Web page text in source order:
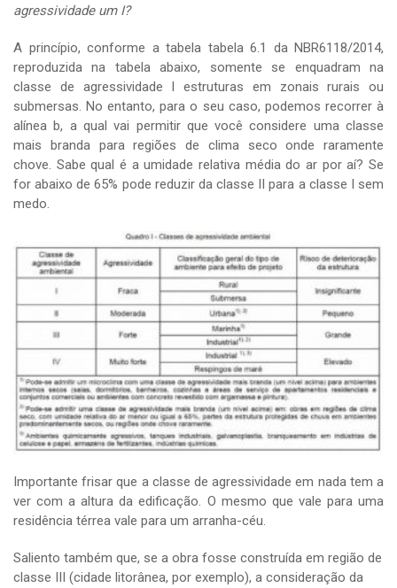
agressividade um I?
A princípio, conforme a tabela tabela 6.1 da NBR6118/2014,
reproduzida na tabela abaixo, somente se enquadram na
classe de agressividade I estruturas em zonais rurais ou
submersas. No entanto, para o seu caso, podemos recorrer à
alínea b, a qual vai permitir que você considere uma classe
mais branda para regiões de clima seco onde raramente
chove. Sabe qual é a umidade relativa média do ar por aí? Se
for abaixo de 65% pode reduzir da classe II para a classe I sem
medo.
Importante frisar que a classe de agressividade em nada tem a
ver com a altura da edificação. O mesmo que vale para uma
residência térrea vale para um arranha-céu.
Saliento também que, se a obra fosse construída em região de
classe III (cidade litorânea, por exemplo), a consideração da